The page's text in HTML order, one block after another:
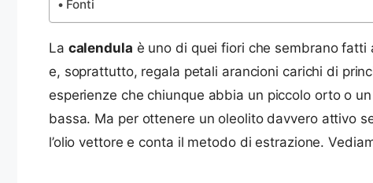
Fonti
La calendula è uno di quei fiori che sembrano
e, soprattutto, regala petali arancioni carichi di
esperienze che chiunque abbia un piccolo orto o
bassa. Ma per ottenere un oleolito davvero attivo
l’olio vettore e conta il metodo di estrazione.